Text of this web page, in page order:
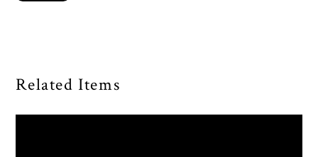
Related Items